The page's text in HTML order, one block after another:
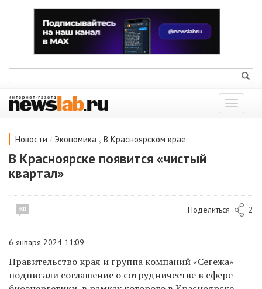
Показать
меню
Новости / Экономика , В Красноярском крае
В Красноярске появится «чистый
квартал»
60 Поделиться 2
6 января 2024 11:09
Правительство края и группа компаний «Сегежа»
подписали соглашение о сотрудничестве в сфере